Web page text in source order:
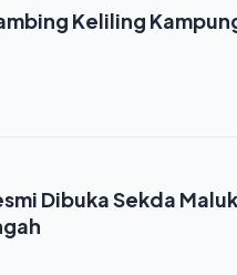
Keliling
Dibuka Sekda